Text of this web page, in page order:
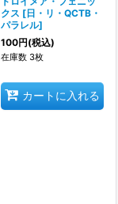
クス [日・リ・QCTB・
パラレル]
100円(税込)
在庫数 3枚
カートに入れる